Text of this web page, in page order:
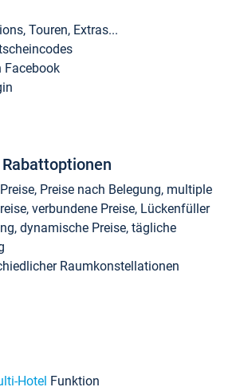
Touren, Extras...
Facebook
Preise nach Belegung, multiple
verbundene Preise, Lückenfüller
dynamische Preise, tägliche
Raumkonstellationen
Hotel Funktion